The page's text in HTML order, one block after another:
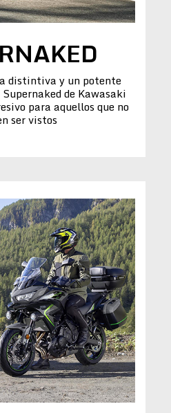
distintiva y un potente
de Kawasaki
para aquellos que no
ser vistos